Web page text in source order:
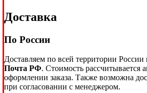
Доставка
По России
Доставляем по всей территории
Почта РФ. Стоимость рассчитывается
оформлении заказа. Также возможна
при согласовании с менеджером.